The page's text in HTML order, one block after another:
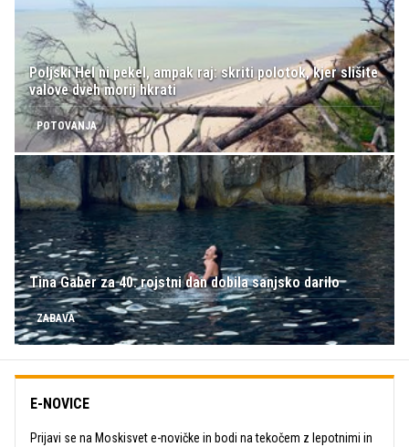
Poljski Hel ni pekel, ampak raj: skriti polotok, kjer slišite
valove dveh morij hkrati
POTOVANJA
Tina Gaber za 40. rojstni dan dobila sanjsko darilo
ZABAVA
E-NOVICE
Prijavi se na Moskisvet e-novičke in bodi na tekočem z lepotnimi in